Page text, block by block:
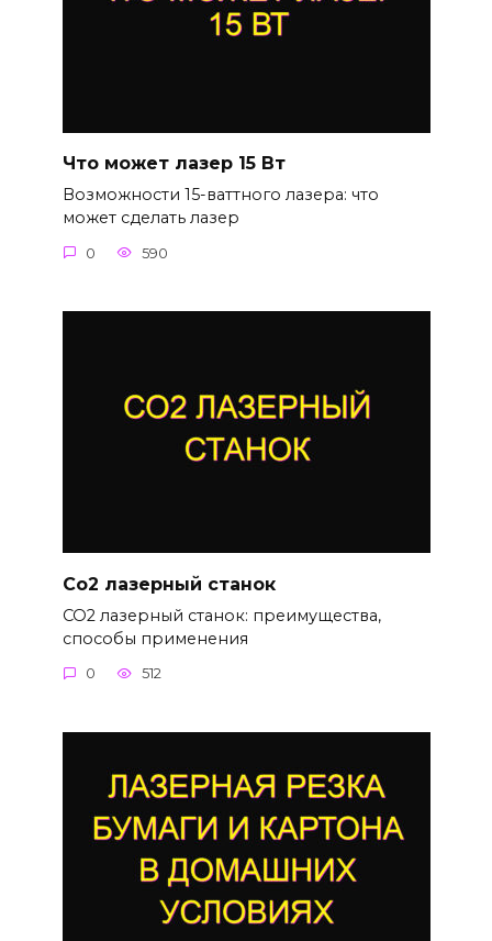
Что может лазер 15 Вт
Возможности 15-ваттного лазера: что
может сделать лазер
0 590
Со2 лазерный станок
СО2 лазерный станок: преимущества,
способы применения
0 512